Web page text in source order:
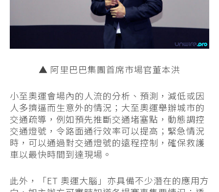
▲ 阿里巴巴集團首席市場官董本洪
小至奧運會場內的人流的分析、預測，減低或因
人多擠逼而生意外的情況；大至奧運舉辦城市的
交通疏導，例如預先推斷交通堵塞點，動態調控
交通燈號，令路面通行效率可以提高；緊急情況
時，可以通過對交通燈號的遠程控制，確保救護
車以最快時間到達現場。
此外，「ET 奧運大腦」亦具備不少潛在的應用方